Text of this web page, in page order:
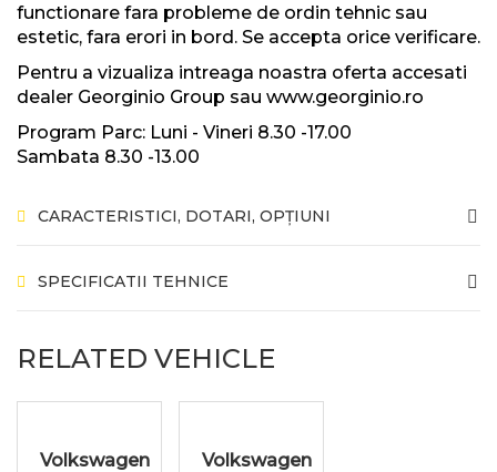
functionare fara probleme de ordin tehnic sau
estetic, fara erori in bord. Se accepta orice verificare.
Pentru a vizualiza intreaga noastra oferta accesati
dealer Georginio Group sau www.georginio.ro
Program Parc: Luni - Vineri 8.30 -17.00
Sambata 8.30 -13.00
CARACTERISTICI, DOTARI, OPȚIUNI
SPECIFICATII TEHNICE
RELATED VEHICLE
Volkswagen
Volkswagen